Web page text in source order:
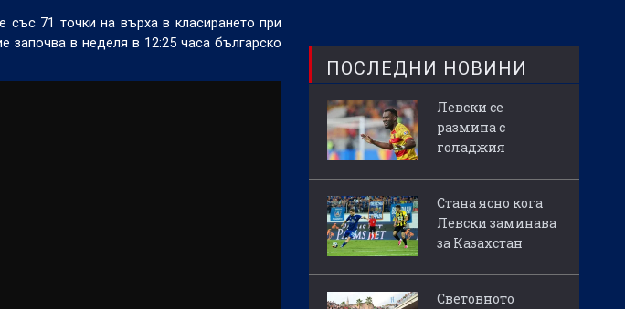
71 точки на върха в класирането при
започва в неделя в 12:25 часа българско
ПОСЛЕДНИ НОВИНИ
Левски се
размина с
голаджия
Стана ясно кога
Левски заминава
за Казахстан
Световното